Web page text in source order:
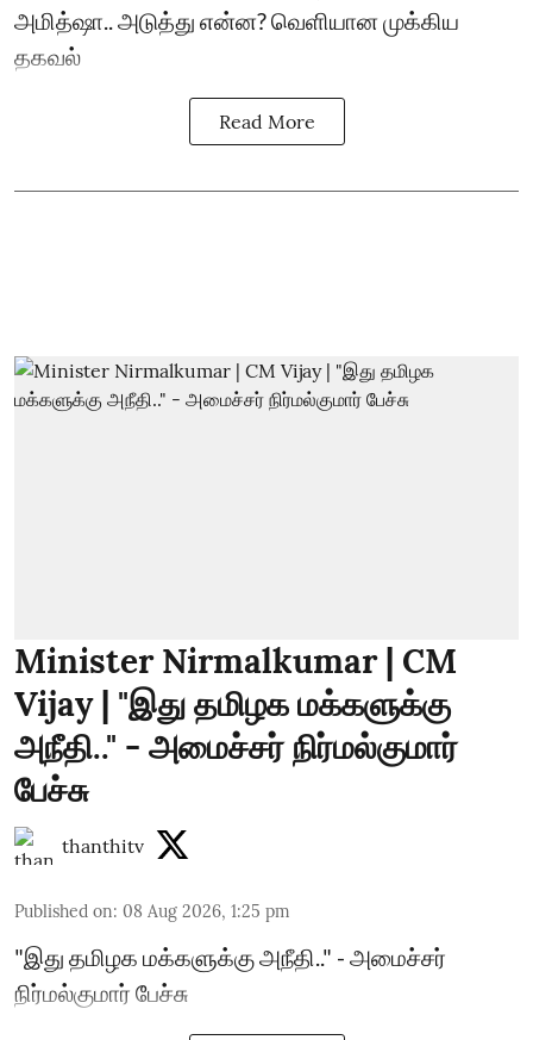
அமித்ஷா.. அடுத்து என்ன? வெளியான முக்கிய
தகவல்
Read More
Minister Nirmalkumar | CM
Vijay | "இது தமிழக மக்களுக்கு
அநீதி.." - அமைச்சர் நிர்மல்குமார்
பேச்சு
thanthitv
Published on: 08 Aug 2026, 1:25 pm
"இது தமிழக மக்களுக்கு அநீதி.." - அமைச்சர்
நிர்மல்குமார் பேச்சு